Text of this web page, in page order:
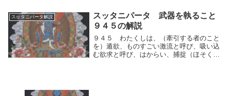
（うらや）むのである。」ー聖者は、人間
的思考を止めて、２つに分ける事が無いの
で、どちらか...
スッタニパータ解説
スッタニパータ 武器を執ること
９４５の解説
９４５ わたくしは、（牽引する者のこと
を）遁欲、ものすごい激流と呼び、吸い込
む欲求と呼び、はからい、捕捉（ほそく）